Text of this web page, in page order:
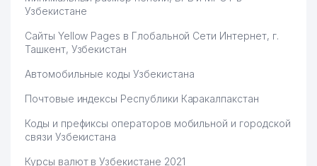
Узбекистане
Сайты Yellow Pages в Глобальной Сети Интернет, г.
Ташкент, Узбекистан
Автомобильные коды Узбекистана
Почтовые индексы Республики Каракалпакстан
Коды и префиксы операторов мобильной и городской
связи Узбекистана
Курсы валют в Узбекистане 2021